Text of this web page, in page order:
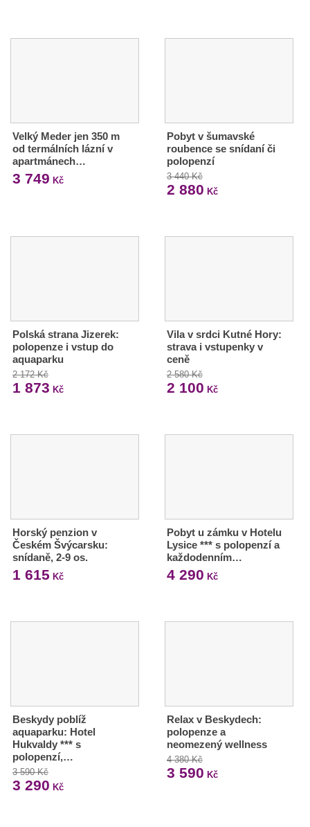
Velký Meder jen 350 m
od termálních lázní v
apartmánech…
3 749 Kč
Pobyt v šumavské
roubence se snídaní či
polopenzí
3 440 Kč
2 880 Kč
Polská strana Jizerek:
polopenze i vstup do
aquaparku
2 172 Kč
1 873 Kč
Vila v srdci Kutné Hory:
strava i vstupenky v
ceně
2 580 Kč
2 100 Kč
Horský penzion v
Českém Švýcarsku:
snídaně, 2-9 os.
1 615 Kč
Pobyt u zámku v Hotelu
Lysice *** s polopenzí a
každodenním…
4 290 Kč
Beskydy poblíž
aquaparku: Hotel
Hukvaldy *** s
polopenzí,…
3 590 Kč
3 290 Kč
Relax v Beskydech:
polopenze a
neomezený wellness
4 380 Kč
3 590 Kč